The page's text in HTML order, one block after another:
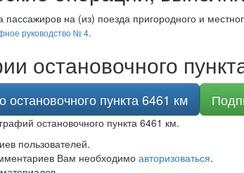
пассажиров на (из) поезда пригородного и
руководство № 4.
остановочного
остановочного пункта 6461 км
остановочного пункта 6461 км.
пользователей.
Вам необходимо авторизоваться.